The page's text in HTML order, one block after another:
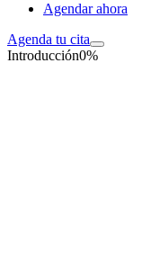
Agendar ahora
Agenda tu cita
Introducción0%